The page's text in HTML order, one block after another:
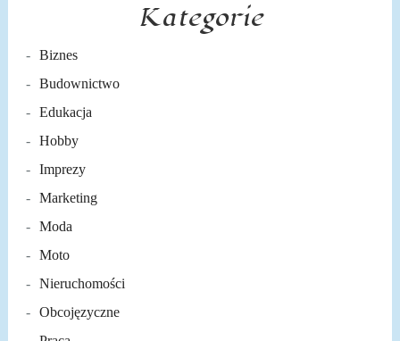
Kategorie
Biznes
Budownictwo
Edukacja
Hobby
Imprezy
Marketing
Moda
Moto
Nieruchomości
Obcojęzyczne